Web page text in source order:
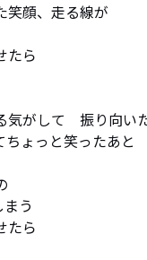
笑顔、走る線が
たら
気がして　振り向い
ょっと笑ったあと
う
たら